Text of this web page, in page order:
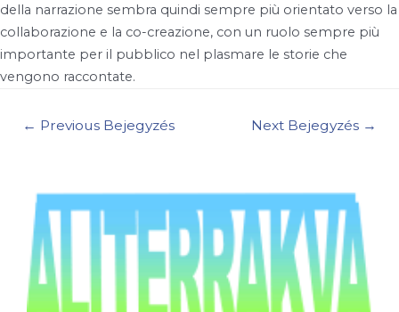
della narrazione sembra quindi sempre più orientato verso la
collaborazione e la co-creazione, con un ruolo sempre più
importante per il pubblico nel plasmare le storie che
vengono raccontate.
Bejegyzés
← Previous Bejegyzés Next Bejegyzés →